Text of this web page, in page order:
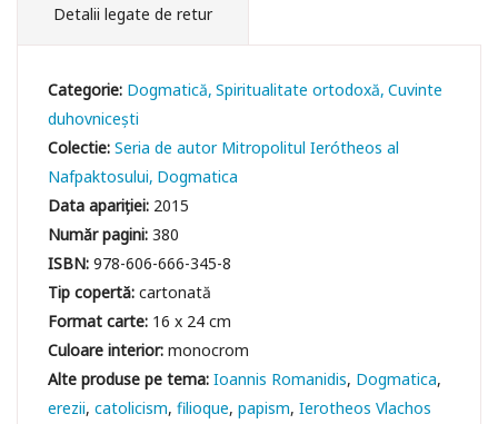
Detalii legate de retur
Categorie: Dogmatică Spiritualitate ortodoxă Cuvinte
duhovniceşti
Colectie:Seria de autor Mitropolitul Ierótheos al
Nafpaktosului Dogmatica
Data apariției: 2015
Număr pagini:380
ISBN:978-606-666-345-8
Tip copertă:cartonată
Format carte: 16 x 24 cm
Culoare interior:monocrom
Ioannis Romanidis Dogmatica
erezii catolicism filioque papism Ierotheos Vlachos